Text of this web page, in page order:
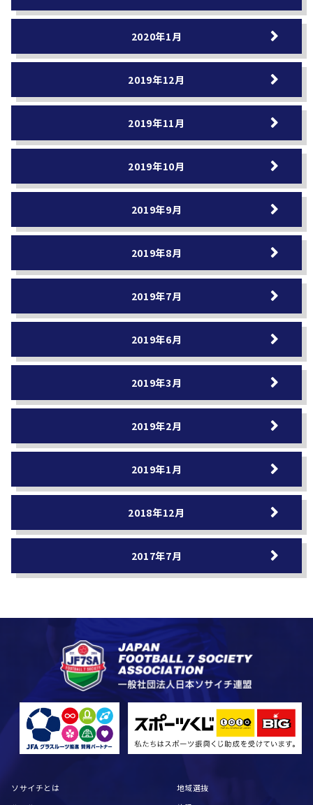
2020年1月
2019年12月
2019年11月
2019年10月
2019年9月
2019年8月
2019年7月
2019年6月
2019年3月
2019年2月
2019年1月
2018年12月
2017年7月
ソサイチとは
地域選抜